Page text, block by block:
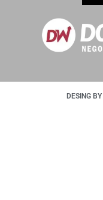
DESING BY